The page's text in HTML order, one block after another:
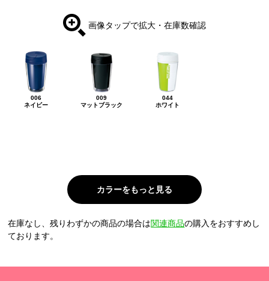
画像タップで拡大・在庫数確認
006
ネイビー
009
マットブラック
044
ホワイト
在庫なし、残りわずかの商品の場合は関連商品の購入をおすすめし
ております。